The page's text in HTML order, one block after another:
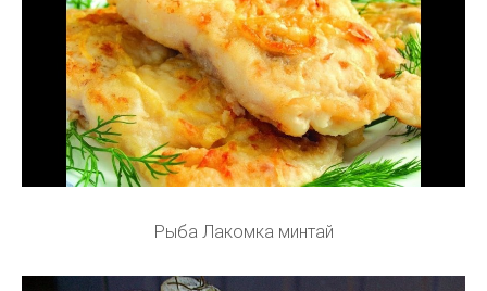
Рыба Лакомка минтай